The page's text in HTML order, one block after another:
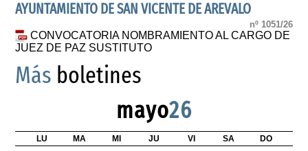
AYUNTAMIENTO DE SAN VICENTE DE AREVALO
nº 1051/26
CONVOCATORIA NOMBRAMIENTO AL CARGO DE
JUEZ DE PAZ SUSTITUTO
Más boletines
mayo26
LU MA MI JU VI SA DO